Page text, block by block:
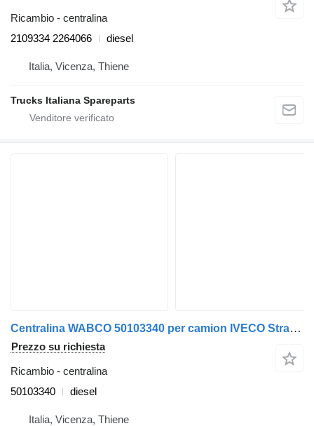
Ricambio - centralina
2109334 2264066
diesel
Italia, Vicenza, Thiene
Trucks Italiana Spareparts
Centralina WABCO 50103340 per camion IVECO Stralis 2007>2013
Prezzo su richiesta
Ricambio - centralina
50103340
diesel
Italia, Vicenza, Thiene